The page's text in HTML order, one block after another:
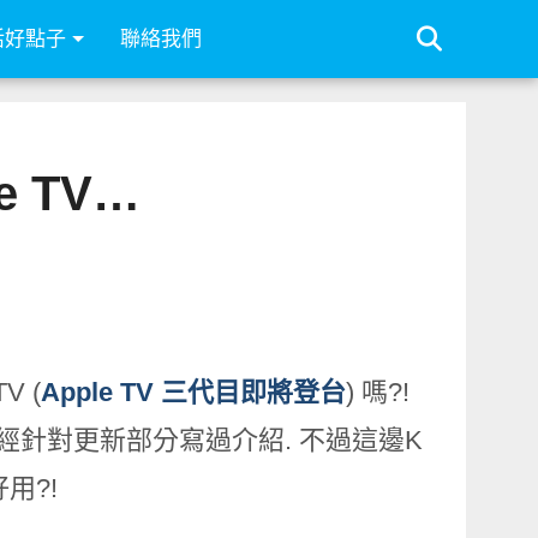
好點子 聯絡我們
TV…
(Apple TV 三代目即將登台) 嗎?!
針對更新部分寫過介紹. 不過這邊K
用?!